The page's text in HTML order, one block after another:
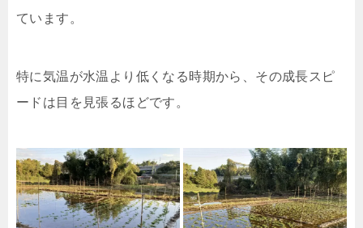
ています。
特に気温が水温より低くなる時期から、その成長スピ
ードは目を見張るほどです。